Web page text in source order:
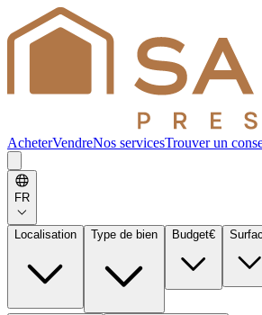
AcheterVendreNos servicesTrouver un
FR
Localisation Type de bien Budget€